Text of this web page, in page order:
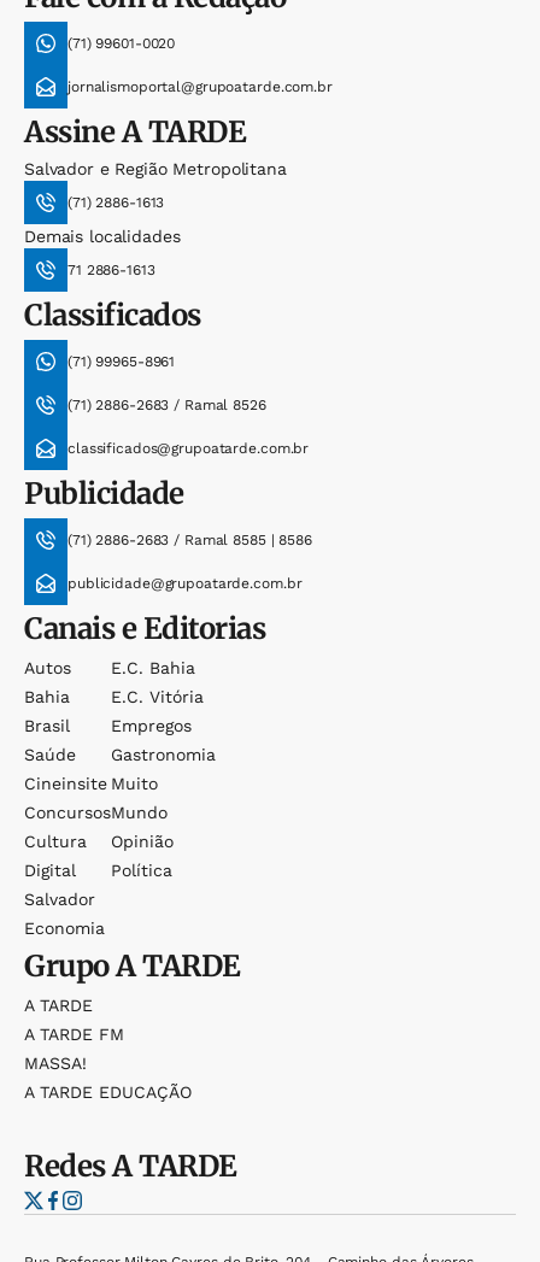
(71) 99601-0020
jornalismoportal@grupoatarde.com.br
AssineA TARDE
Salvador e Região Metropolitana
(71) 2886-1613
Demais localidades
71 2886-1613
Classificados
(71) 99965-8961
(71) 2886-2683 / Ramal 8526
classificados@grupoatarde.com.br
Publicidade
(71) 2886-2683 / Ramal 8585 | 8586
publicidade@grupoatarde.com.br
Canais e Editorias
Autos
Bahia
Brasil
Saúde
Cineinsite
Concursos
Cultura
Digital
Salvador
Economia
E.c. Bahia
E.c. Vitória
Empregos
Gastronomia
Muito
Mundo
Opinião
Política
GrupoA TARDE
A TARDE
A TARDE FM
MASSA!
A TARDE EDUCAÇÃO
RedesA TARDE